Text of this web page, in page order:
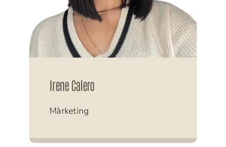
Irene Calero
Màrketing